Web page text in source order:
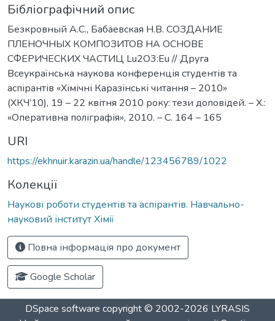
Бібліографічний опис
Безкровный А.С., Бабаевская Н.В. СОЗДАНИЕ
ПЛЕНОЧНЫХ КОМПОЗИТОВ НА ОСНОВЕ
СФЕРИЧЕСКИХ ЧАСТИЦ Lu2O3:Eu // Друга
Всеукраїнська наукова конференція студентів та
аспірантів «Хімічні Каразінські читання – 2010»
(ХКЧ’10), 19 – 22 квітня 2010 року: тези доповідей. – Х.:
«Оперативна поліграфія», 2010. – С. 164 – 165
URI
https://ekhnuir.karazin.ua/handle/123456789/1022
Колекції
Наукові роботи студентів та аспірантів. Навчально-
науковий інститут Хімії
Повна інформація про документ
Google Scholar
DSpace software copyright © 2002-2026 LYRASIS